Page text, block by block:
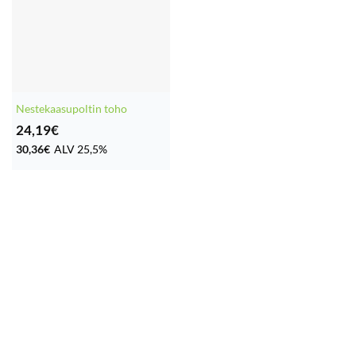
Nestekaasupoltin toho
24,19€
30,36€ ALV 25,5%